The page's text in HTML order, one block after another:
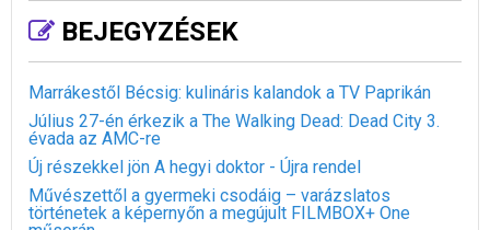
BEJEGYZÉSEK
Marrákestől Bécsig: kulináris kalandok a TV Paprikán
Július 27-én érkezik a The Walking Dead: Dead City 3.
évada az AMC-re
Új részekkel jön A hegyi doktor - Újra rendel
Művészettől a gyermeki csodáig – varázslatos
történetek a képernyőn a megújult FILMBOX+ One